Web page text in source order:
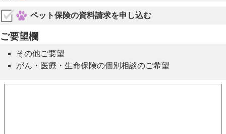
ペット保険の資料請求を申し込む
ご要望欄
その他ご要望
がん・医療・生命保険の個別相談のご希望